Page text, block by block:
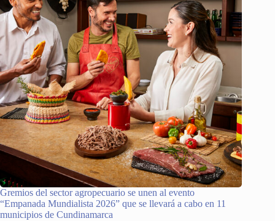
Gremios del sector agropecuario se unen al evento
“Empanada Mundialista 2026” que se llevará a cabo en 11
municipios de Cundinamarca